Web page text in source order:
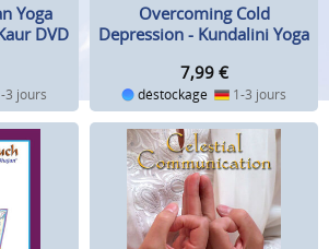
Yoga
DVD
jours
Overcoming Cold
Depression - Kundalini Yoga
7,99 €
déstockage 1-3 jours